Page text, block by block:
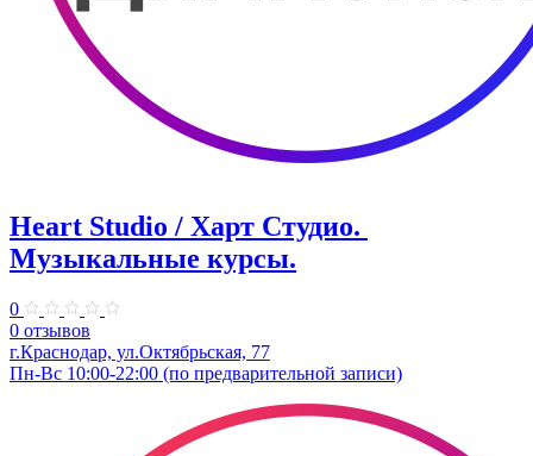
Heart Studio / Харт Студио. ​
Музыкальные курсы.
0
0 отзывов
г.Краснодар, ул.Октябрьская, 77
Пн-Вс 10:00-22:00 (по предварительной записи)